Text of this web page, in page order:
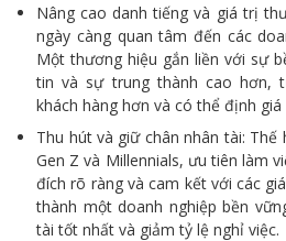
Nâng cao danh tiếng và giá trị
ngày càng quan tâm đến các
Một thương hiệu gắn liền với sự
tin và sự trung thành cao hơn,
khách hàng hơn và có thể định
Thu hút và giữ chân nhân tài:
Gen Z và Millennials, ưu tiên làm
đích rõ ràng và cam kết với các
thành một doanh nghiệp bền
tài tốt nhất và giảm tỷ lệ nghỉ việc.